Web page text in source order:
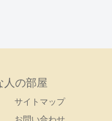
人の部屋
サイトマップ